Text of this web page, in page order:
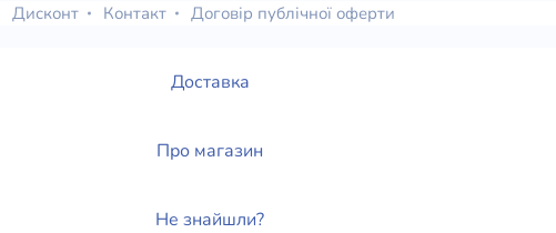
Дисконт Контакт Договір публічної оферти
Доставка
Про магазин
Не знайшли?